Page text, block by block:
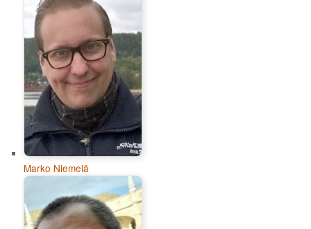
Marko Niemelä